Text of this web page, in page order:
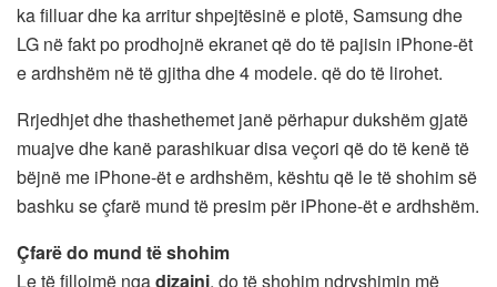
ka filluar dhe ka arritur shpejtësinë e plotë, Samsung dhe
LG në fakt po prodhojnë ekranet që do të pajisin iPhone-ët
e ardhshëm në të gjitha dhe 4 modele. që do të lirohet.
Rrjedhjet dhe thashethemet janë përhapur dukshëm gjatë
muajve dhe kanë parashikuar disa veçori që do të kenë të
bëjnë me iPhone-ët e ardhshëm, kështu që le të shohim së
bashku se çfarë mund të presim për iPhone-ët e ardhshëm.
Çfarë do mund të shohim
Le të fillojmë ngadizajni, do të shohim ndryshimin më